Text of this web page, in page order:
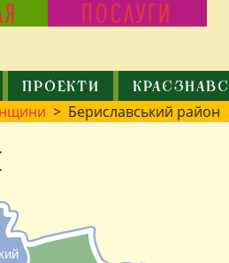
ПОСЛУГИ
ПРОЕКТИ
> Бериславський район